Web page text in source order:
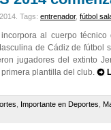
Tags: entrenador, fútbol
al cuerpo
de Cádiz de fútbol
jugadores del extinto
plantilla del club.
Importante en Deportes